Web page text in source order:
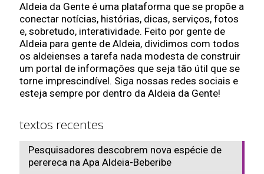
Aldeia da Gente é uma plataforma que se propõe a
conectar notícias, histórias, dicas, serviços, fotos
e, sobretudo, interatividade. Feito por gente de
Aldeia para gente de Aldeia, dividimos com todos
os aldeienses a tarefa nada modesta de construir
um portal de informações que seja tão útil que se
torne imprescindível. Siga nossas redes sociais e
esteja sempre por dentro da Aldeia da Gente!
textos recentes
Pesquisadores descobrem nova espécie de
perereca na Apa Aldeia-Beberibe